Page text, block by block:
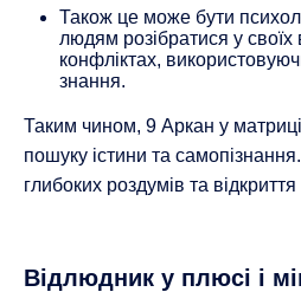
Також це може бути
людям розібратися у своїх
конфліктах,
знання.
Таким чином, 9 Аркан у
пошуку істини та
глибоких роздумів та
Відлюдник у плюсі і